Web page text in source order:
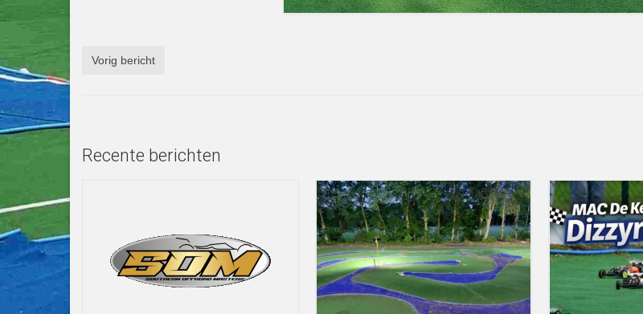
Vorig bericht
Recente berichten